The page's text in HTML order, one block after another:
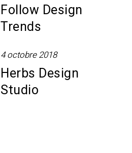
Follow Design
Trends
4 octobre 2018
Herbs Design
Studio